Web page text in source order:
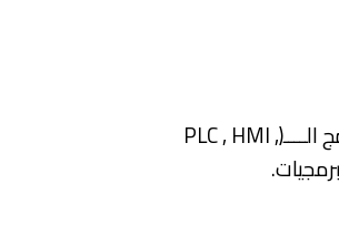
برمجة وتحسين وتطوير برامج الــــ(PLC , HMI ,